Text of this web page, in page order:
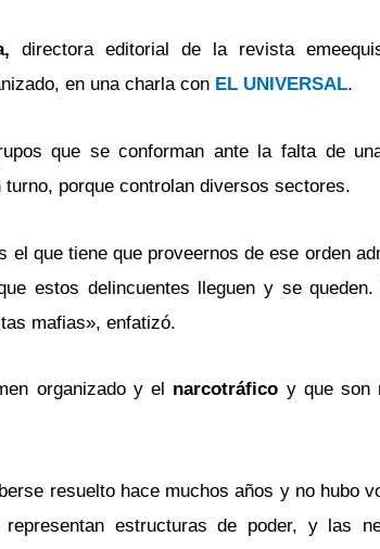
directora editorial de la revista
en una charla con EL UNIVERSAL.
que se conforman ante la falta de
porque controlan diversos sectores.
que tiene que proveernos de ese orden
estos delincuentes lleguen y se
mafias», enfatizó.
organizado y el narcotráfico y que son
resuelto hace muchos años y no hubo
estructuras de poder, y las